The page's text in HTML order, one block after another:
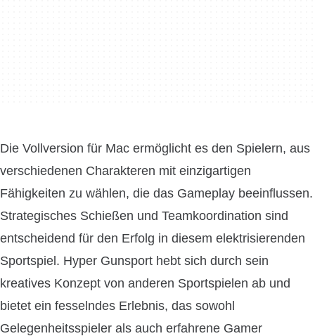
Die Vollversion für Mac ermöglicht es den Spielern, aus
verschiedenen Charakteren mit einzigartigen
Fähigkeiten zu wählen, die das Gameplay beeinflussen.
Strategisches Schießen und Teamkoordination sind
entscheidend für den Erfolg in diesem elektrisierenden
Sportspiel. Hyper Gunsport hebt sich durch sein
kreatives Konzept von anderen Sportspielen ab und
bietet ein fesselndes Erlebnis, das sowohl
Gelegenheitsspieler als auch erfahrene Gamer